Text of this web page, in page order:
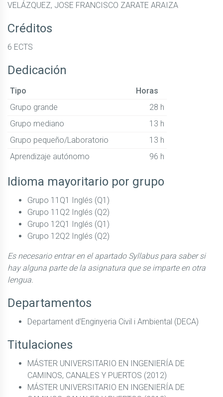
VELÁZQUEZ, JOSE FRANCISCO ZARATE ARAIZA
Créditos
6 ECTS
Dedicación
Tipo
Horas
Grupo grande
28 h
Grupo mediano
13 h
Grupo pequeño/Laboratorio
13 h
Aprendizaje autónomo
96 h
Idioma mayoritario por grupo
Grupo 11Q1 Inglés (Q1)
Grupo 11Q2 Inglés (Q2)
Grupo 12Q1 Inglés (Q1)
Grupo 12Q2 Inglés (Q2)
Es necesario entrar en el apartado Syllabus para saber si
hay alguna parte de la asignatura que se imparte en otra
lengua.
Departamentos
Departament d'Enginyeria Civil i Ambiental (DECA)
Titulaciones
MÁSTER UNIVERSITARIO EN INGENIERÍA DE
CAMINOS, CANALES Y PUERTOS (2012)
MÁSTER UNIVERSITARIO EN INGENIERÍA DE